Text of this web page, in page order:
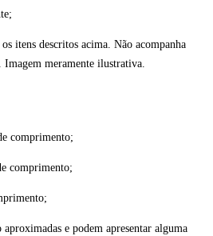
itens descritos acima. Não acompanha
Imagem meramente ilustrativa.
comprimento;
comprimento;
aproximadas e podem apresentar alguma